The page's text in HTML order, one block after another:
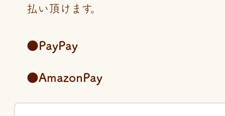
払い頂けます。
●PayPay
●AmazonPay